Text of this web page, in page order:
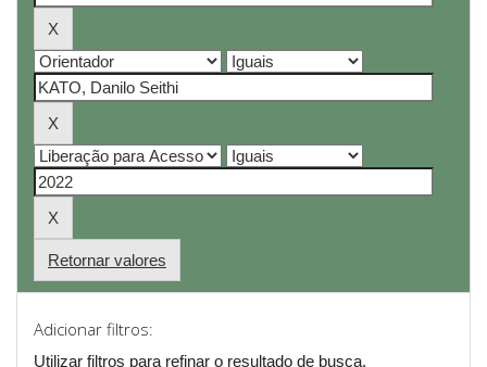
Retornar valores
Adicionar filtros:
Utilizar filtros para refinar o resultado de busca.